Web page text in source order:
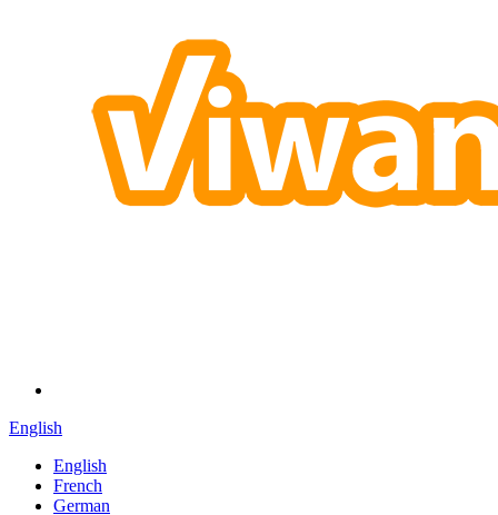
English
English
French
German